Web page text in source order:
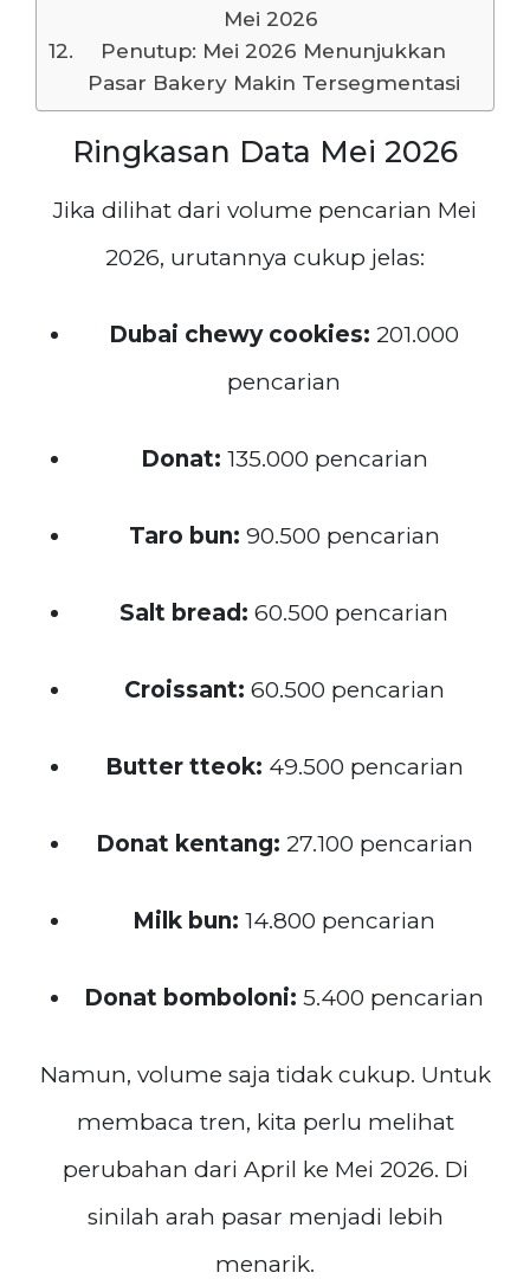
Mei 2026
Penutup: Mei 2026 Menunjukkan
Pasar Bakery Makin Tersegmentasi
Ringkasan Data Mei 2026
Jika dilihat dari volume pencarian Mei
2026, urutannya cukup jelas:
Dubai chewy cookies: 201.000
pencarian
Donat: 135.000 pencarian
Taro bun: 90.500 pencarian
Salt bread: 60.500 pencarian
Croissant: 60.500 pencarian
Butter tteok: 49.500 pencarian
Donat kentang: 27.100 pencarian
Milk bun: 14.800 pencarian
Donat bomboloni: 5.400 pencarian
Namun, volume saja tidak cukup. Untuk
membaca tren, kita perlu melihat
perubahan dari April ke Mei 2026. Di
sinilah arah pasar menjadi lebih
menarik.